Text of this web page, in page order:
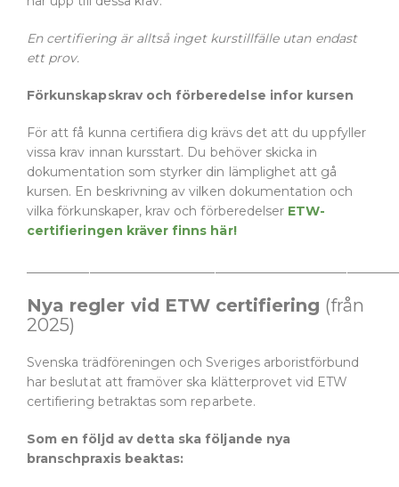
En certifiering är alltså inget kurstillfälle utan endast
ett prov.
Förkunskapskrav och förberedelse infor kursen
För att få kunna certifiera dig krävs det att du uppfyller
vissa krav innan kursstart. Du behöver skicka in
dokumentation som styrker din lämplighet att gå
kursen. En beskrivning av vilken dokumentation och
vilka förkunskaper, krav och förberedelser ETW-
certifieringen kräver finns här!
Nya regler vid ETW certifiering (från
2025)
Svenska trädföreningen och Sveriges arboristförbund
har beslutat att framöver ska klätterprovet vid ETW
certifiering betraktas som reparbete.
Som en följd av detta ska följande nya
branschpraxis beaktas: